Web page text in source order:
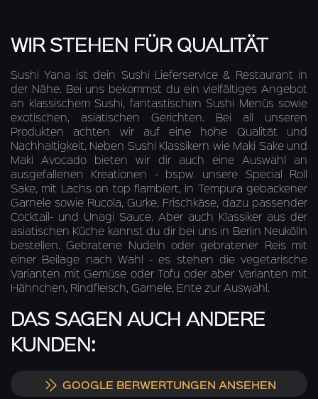
WIR STEHEN FÜR QUALITÄT
Sushi Yana ist dein Sushi Lieferservice & Restaurant in
der Nähe. Bei uns bekommst du ein vielfältiges Angebot
an klassischem Sushi, fantastischen Sushi Menüs sowie
exotischen, asiatischen Gerichten. Bei all unseren
Produkten achten wir auf eine hohe Qualität und
Nachhaltigkeit. Neben Sushi Klassikern wie Maki Sake und
Maki Avocado bieten wir dir auch eine Auswahl an
ausgefallenen Kreationen - bspw. unsere Special Roll
Sake, mit Lachs on top flambiert, in Tempura gebackener
Garnele sowie Rucola, Gurke, Frischkäse, dazu passender
Cocktail- und Unagi Sauce. Aber auch Klassiker aus der
asiatischen Küche kannst du dir bei uns in Berlin Neukölln
bestellen. Gebratene Nudeln oder gebratener Reis mit
einer Beilage nach Wahl - es stehen die vegetarische
Varianten mit Gemüse oder Tofu oder aber Varianten mit
Hähnchen, Rindfleisch, Garnele, Ente zur Auswahl.
DAS SAGEN AUCH ANDERE
KUNDEN:
GOOGLE BERWERTUNGEN ANSEHEN